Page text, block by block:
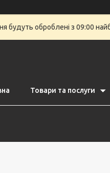
будуть оброблені з 09:00
Товари та послуги